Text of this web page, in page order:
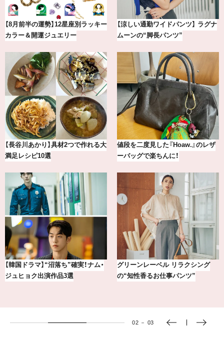
最新版！東京都内のおしゃれな朝活
カフェ＆モーニング9選
【BAILA×OMO】ウオズミアミ描き
下ろし！金沢の旅リスト
【2026年8月】鏡リュウジの12星座
別占い
気分が上がる「フルラ」のアイウェ
アを「眼鏡市場」で探して。
【銀座かねまつ】おしゃれ＆快適な
黒スニーカー4選
【風水×干支】8/10〜8/23の運勢＆風
水開運アイテム
03 － 03